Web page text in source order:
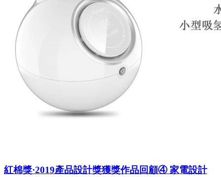
紅棉獎·2019產品設計獎獲獎作品回顧④ 家電設計